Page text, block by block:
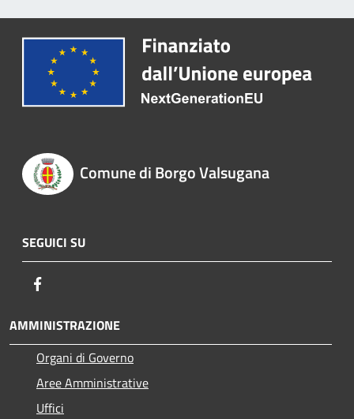
Comune di Borgo Valsugana
SEGUICI SU
AMMINISTRAZIONE
Organi di Governo
Aree Amministrative
Uffici